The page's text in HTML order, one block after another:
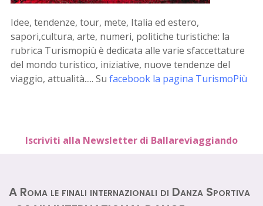
Idee, tendenze, tour, mete, Italia ed estero,
sapori,cultura, arte, numeri, politiche turistiche: la
rubrica Turismopiù è dedicata alle varie sfaccettature
del mondo turistico, iniziative, nuove tendenze del
viaggio, attualità..... Su facebook la pagina TurismoPiù
Iscriviti alla Newsletter di Ballareviaggiando
A Roma le finali internazionali di Danza Sportiva